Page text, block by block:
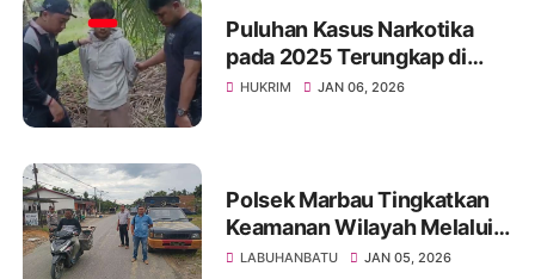
Puluhan Kasus Narkotika
pada 2025 Terungkap di
Pangkatan dan Bilah Hilir,
HUKRIM JAN 06, 2026
Polsek Marbau Tingkatkan
Keamanan Wilayah Melalui
Patroli Dialogis
LABUHANBATU JAN 05, 2026